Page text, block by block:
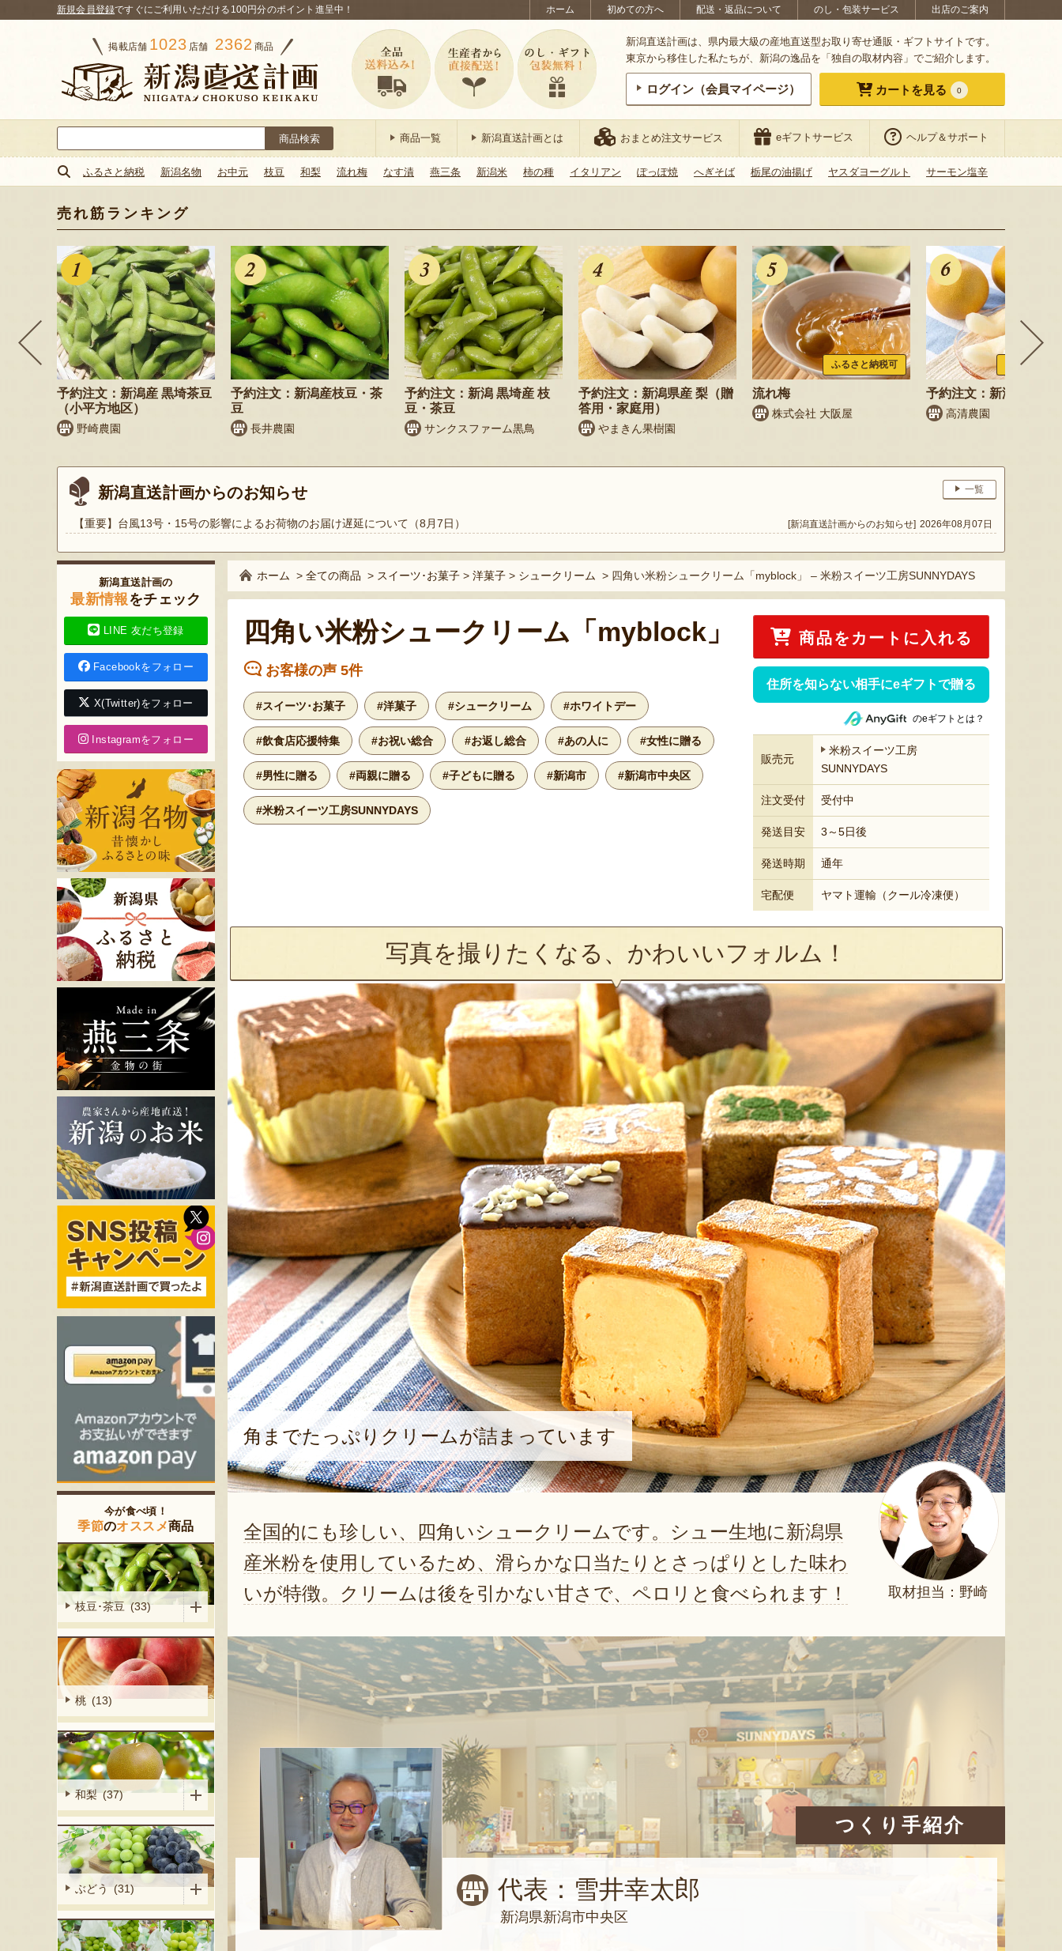
ホーム 初めての方へ 配送・返品について のし・包装サービス 出店のご案内
新規会員登録ですぐにご利用いただける100円分のポイント進呈中！
掲載店舗 1023 店舗 2362 商品
新潟直送計画は、県内最大級の産地直送型お取り寄せ通販・ギフトサイトです。
東京から移住した私たちが、新潟の逸品を「独自の取材内容」でご紹介します。
ログイン（会員マイページ） カートを見る 0
索:
商品一覧 新潟直送計画とは おまとめ注文サービス eギフトサービス ヘルプ＆サポート
ふるさと納税 新潟名物 お中元 枝豆 和梨 流れ梅 なす漬 燕三条 新潟米 柿の種 イタリアン ぽっぽ焼 へぎそば 栃尾の油揚げ ヤスダヨーグルト サーモン塩辛
売れ筋ランキング
予約注文：新潟産 黒埼茶豆
（小平方地区）
野崎農園
予約注文：新潟産枝豆・茶
豆
長井農園
予約注文：新潟 黒埼産 枝
豆・茶豆
サンクスファーム黒鳥
予約注文：新潟県産 梨（贈
答用・家庭用）
やまきん果樹園
ふるさと納税可
流れ梅
株式会社 大阪屋
ふるさと納
予約注文：新潟県産 梨
高清農園
新潟直送計画からのお知らせ 一覧
【重要】台風13号・15号の影響によるお荷物のお届け遅延について（8月7日） [新潟直送計画からのお知らせ] 2026年08月07日
ホーム > 全ての商品 > スイーツ･お菓子 > 洋菓子 > シュークリーム > 四角い米粉シュークリーム「myblock」 – 米粉スイーツ工房SUNNYDAYS
四角い米粉シュークリーム「myblock」
お客様の声 5件
#スイーツ･お菓子 #洋菓子 #シュークリーム #ホワイトデー
#飲食店応援特集 #お祝い総合 #お返し総合 #あの人に #女性に贈る
#男性に贈る #両親に贈る #子どもに贈る #新潟市 #新潟市中央区
#米粉スイーツ工房SUNNYDAYS
商品をカートに入れる
住所を知らない相手にeギフトで贈る
のeギフトとは？
販売元
米粉スイーツ工房
SUNNYDAYS
注文受付 受付中
発送目安 3～5日後
発送時期 通年
宅配便 ヤマト運輸（クール冷凍便）
写真を撮りたくなる、かわいいフォルム！
角までたっぷりクリームが詰まっています
取材担当：野崎
全国的にも珍しい、四角いシュークリームです。シュー生地に新潟県
産米粉を使用しているため、滑らかな口当たりとさっぱりとした味わ
いが特徴。クリームは後を引かない甘さで、ペロリと食べられます！
つくり手紹介
代表：雪井幸太郎
新潟県新潟市中央区
新潟直送計画の
最新情報をチェック
LINE 友だち登録
Facebookをフォロー
X(Twitter)をフォロー
Instagramをフォロー
今が食べ頃！
季節のオススメ商品
枝豆･茶豆 (33)
桃 (13)
和梨 (37)
ぶどう (31)